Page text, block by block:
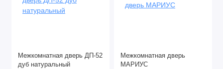
Межкомнатная дверь ДП-52
дуб натуральный
Межкомнатная дверь
МАРИУС